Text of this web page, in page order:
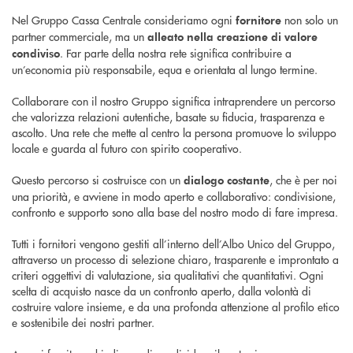
Nel Gruppo Cassa Centrale consideriamo ogni fornitore non solo un
partner commerciale, ma un alleato nella creazione di valore
condiviso. Far parte della nostra rete significa contribuire a
un’economia più responsabile, equa e orientata al lungo termine.
Collaborare con il nostro Gruppo significa intraprendere un percorso
che valorizza relazioni autentiche, basate su fiducia, trasparenza e
ascolto. Una rete che mette al centro la persona promuove lo sviluppo
locale e guarda al futuro con spirito cooperativo.
Questo percorso si costruisce con un dialogo costante, che è per noi
una priorità, e avviene in modo aperto e collaborativo: condivisione,
confronto e supporto sono alla base del nostro modo di fare impresa.
Tutti i fornitori vengono gestiti all’interno dell’Albo Unico del Gruppo,
attraverso un processo di selezione chiaro, trasparente e improntato a
criteri oggettivi di valutazione, sia qualitativi che quantitativi. Ogni
scelta di acquisto nasce da un confronto aperto, dalla volontà di
costruire valore insieme, e da una profonda attenzione al profilo etico
e sostenibile dei nostri partner.